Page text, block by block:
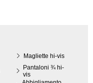
Magliette hi-vis
Pantaloni ¾ hi-
vis